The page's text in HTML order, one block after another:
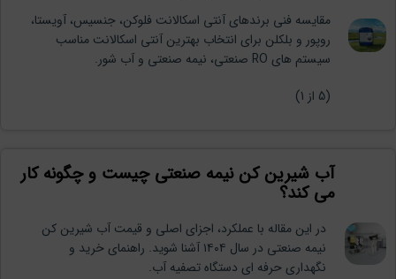
مقایسه فنی برندهای آنتی اسکالانت فلوکن، جنسیس، آویستا،
روپور و بلکلن برای انتخاب بهترین آنتی اسکالانت مناسب
سیستم های RO صنعتی، نیمه صنعتی و آب شور.
(
5 از 1)
آب شیرین کن نیمه صنعتی چیست و چگونه کار
می کند؟
در این مقاله با عملکرد، اجزای اصلی و قیمت آب شیرین کن
نیمه صنعتی در سال ۱۴۰۴ آشنا شوید. راهنمای خرید و
نگهداری حرفه ای دستگاه تصفیه آب.